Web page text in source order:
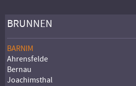
BRUNNEN
BARNIM
Ahrensfelde
Bernau
Joachimsthal